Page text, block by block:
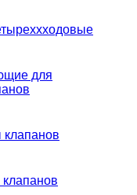
для
клапанов